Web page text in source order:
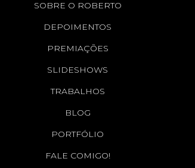
SOBRE O ROBERTO
DEPOIMENTOS
PREMIAÇÕES
SLIDESHOWS
TRABALHOS
BLOG
PORTFÓLIO
FALE COMIGO!